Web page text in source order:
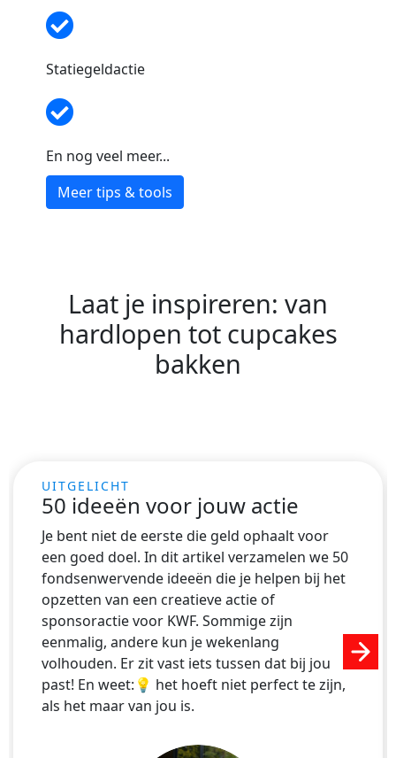
Statiegeldactie
En nog veel meer...
Meer tips & tools
Laat je inspireren: van
hardlopen tot cupcakes
bakken
50 ideeën voor jouw actie
Je bent niet de eerste die geld ophaalt voor
een goed doel. In dit artikel verzamelen we 50
fondsenwervende ideeën die je helpen bij het
opzetten van een creatieve actie of
sponsoractie voor KWF. Sommige zijn
eenmalig, andere kun je wekenlang
volhouden. Er zit vast iets tussen dat bij jou
past! En weet:💡 het hoeft niet perfect te zijn,
als het maar van jou is.
Next